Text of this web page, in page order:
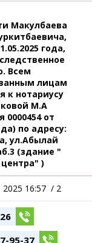
Макулбаева
года,
Всем
лицам
к нотариусу
М.А
0000454 от
по адресу:
ул.Абылай
(здание "
)
2025 16:57 / 2
95-37